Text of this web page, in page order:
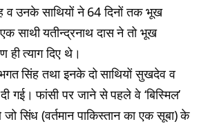
व उनके साथियों ने 64 दिनों तक भूख
साथी यतीन्द्रनाथ दास ने तो भूख
त्याग दिए थे।
सिंह तथा इनके दो साथियों सुखदेव व
गई। फांसी पर जाने से पहले वे ‘बिस्मिल’
सिंध (वर्तमान पाकिस्तान का एक सूबा) के